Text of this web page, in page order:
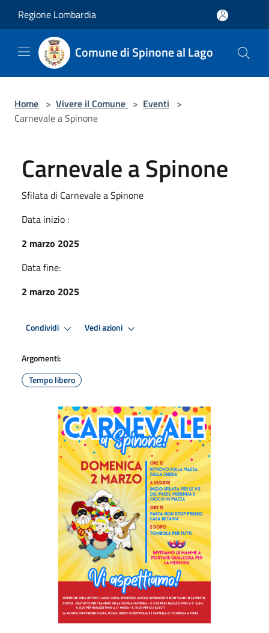
Regione Lombardia
Comune di Spinone al Lago
Home > Vivere il Comune > Eventi >
Carnevale a Spinone
Carnevale a Spinone
Sfilata di Carnevale a Spinone
Data inizio :
2 marzo 2025
Data fine:
2 marzo 2025
Condividi Vedi azioni
Argomenti:
Tempo libero